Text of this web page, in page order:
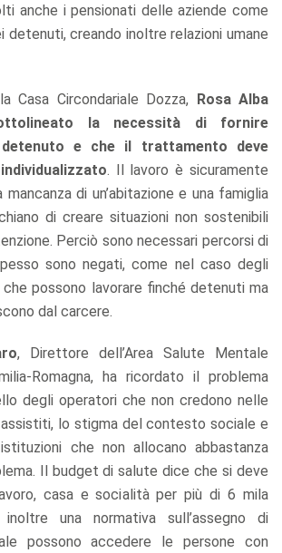
anche i pensionati delle aziende come
detenuti, creando inoltre relazioni umane
Casa Circondariale Dozza, Rosa Alba
la necessità di fornire
e che il trattamento deve
. Il lavoro è sicuramente
di un’abitazione e una famiglia
di creare situazioni non sostenibili
Perciò sono necessari percorsi di
sono negati, come nel caso degli
che possono lavorare finché detenuti ma
dal carcere.
, Direttore dell’Area Salute Mentale
Romagna, ha ricordato il problema
degli operatori che non credono nelle
lo stigma del contesto sociale e
che non allocano abbastanza
Il budget di salute dice che si deve
casa e socialità per più di 6 mila
una normativa sull’assegno di
possono accedere le persone con